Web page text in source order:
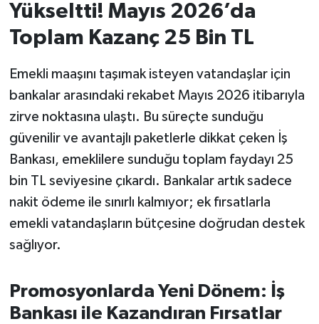
Yükseltti! Mayıs 2026’da
Toplam Kazanç 25 Bin TL
Emekli maaşını taşımak isteyen vatandaşlar için
bankalar arasındaki rekabet Mayıs 2026 itibarıyla
zirve noktasına ulaştı. Bu süreçte sunduğu
güvenilir ve avantajlı paketlerle dikkat çeken İş
Bankası, emeklilere sunduğu toplam faydayı 25
bin TL seviyesine çıkardı. Bankalar artık sadece
nakit ödeme ile sınırlı kalmıyor; ek fırsatlarla
emekli vatandaşların bütçesine doğrudan destek
sağlıyor.
Promosyonlarda Yeni Dönem: İş
Bankası ile Kazandıran Fırsatlar
Kepsut
KÜLTÜR-SANAT
MAGAZİN
MANŞET
Manyas
OLAY
OTOMOTİV
Resmi İlanlar